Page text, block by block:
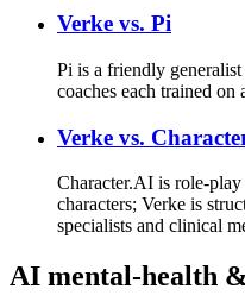
Verke vs. Pi
Pi is a friendly
coaches each trained on
Verke vs.
Character.AI is role-
characters; Verke is
specialists and clinical
AI mental-health